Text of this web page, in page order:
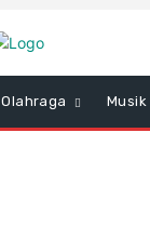
Olahraga Musik